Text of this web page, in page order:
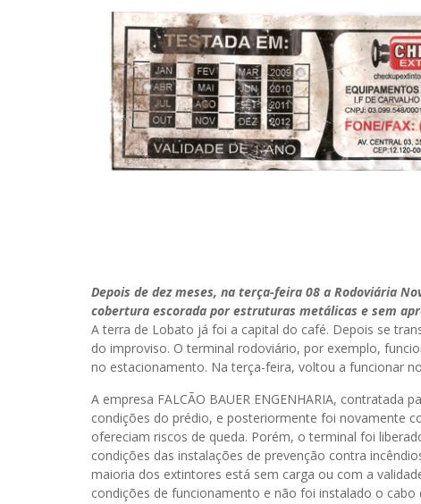
Depois de dez meses, na terça-feira 08 a Rodoviária
cobertura escorada por estruturas metálicas e sem
A terra de Lobato já foi a capital do café. Depois se
do improviso. O terminal rodoviário, por exemplo,
no estacionamento. Na terça-feira, voltou a funcionar
A empresa FALCÃO BAUER ENGENHARIA,
condições do prédio, e posteriormente foi novamente
ofereciam riscos de queda. Porém, o terminal foi
condições das instalações de prevenção contra
maioria dos extintores está sem carga ou com a
condições de funcionamento e não foi instalado o